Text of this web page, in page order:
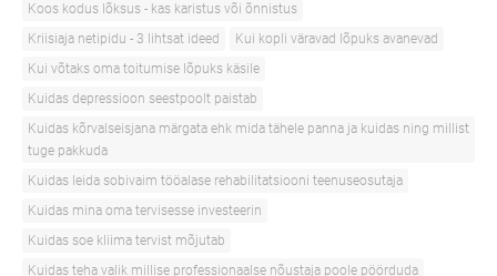
Koos kodus lõksus - kas karistus või õnnistus
Kriisiaja netipidu - 3 lihtsat ideed
Kui kopli väravad lõpuks avanevad
Kui võtaks oma toitumise lõpuks käsile
Kuidas depressioon seestpoolt paistab
Kuidas kõrvalseisjana märgata ehk mida tähele panna ja kuidas ning millist
tuge pakkuda
Kuidas leida sobivaim tööalase rehabilitatsiooni teenuseosutaja
Kuidas mina oma tervisesse investeerin
Kuidas soe kliima tervist mõjutab
Kuidas teha valik millise professionaalse nõustaja poole pöörduda